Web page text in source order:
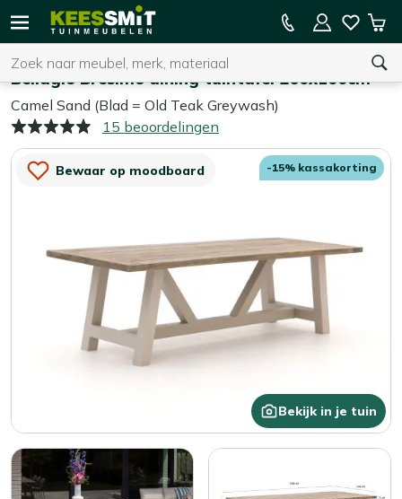
Kees
Tuinmeubelen
Zoeken
U heeft geen product(en) in uw winkelwagen.
15% kassakorting op de hele collectie
Bellagio Bresimo dining tuintafel 260x100cm
Camel Sand (Blad = Old Teak Greywash)
15 beoordelingen
Bewaar op moodboard
Bekijk in je tuin
-15% kassakorting